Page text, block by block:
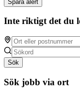
Spara alert
Inte riktigt det du
Sök
Sök jobb via ort